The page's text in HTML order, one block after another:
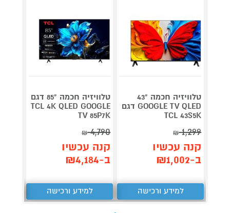
טלוויזיה חכמה "43
GOOGLE TV QLED דגם
TCL 43S5K
1,299
₪
קנה עכשיו
ב-₪1,002
למידע ורכישה
טלוויזיה חכמה "85 דגם
TCL 4K QLED GOOGLE
TV 85P7K
4,790
₪
קנה עכשיו
ב-₪4,184
למידע ורכישה